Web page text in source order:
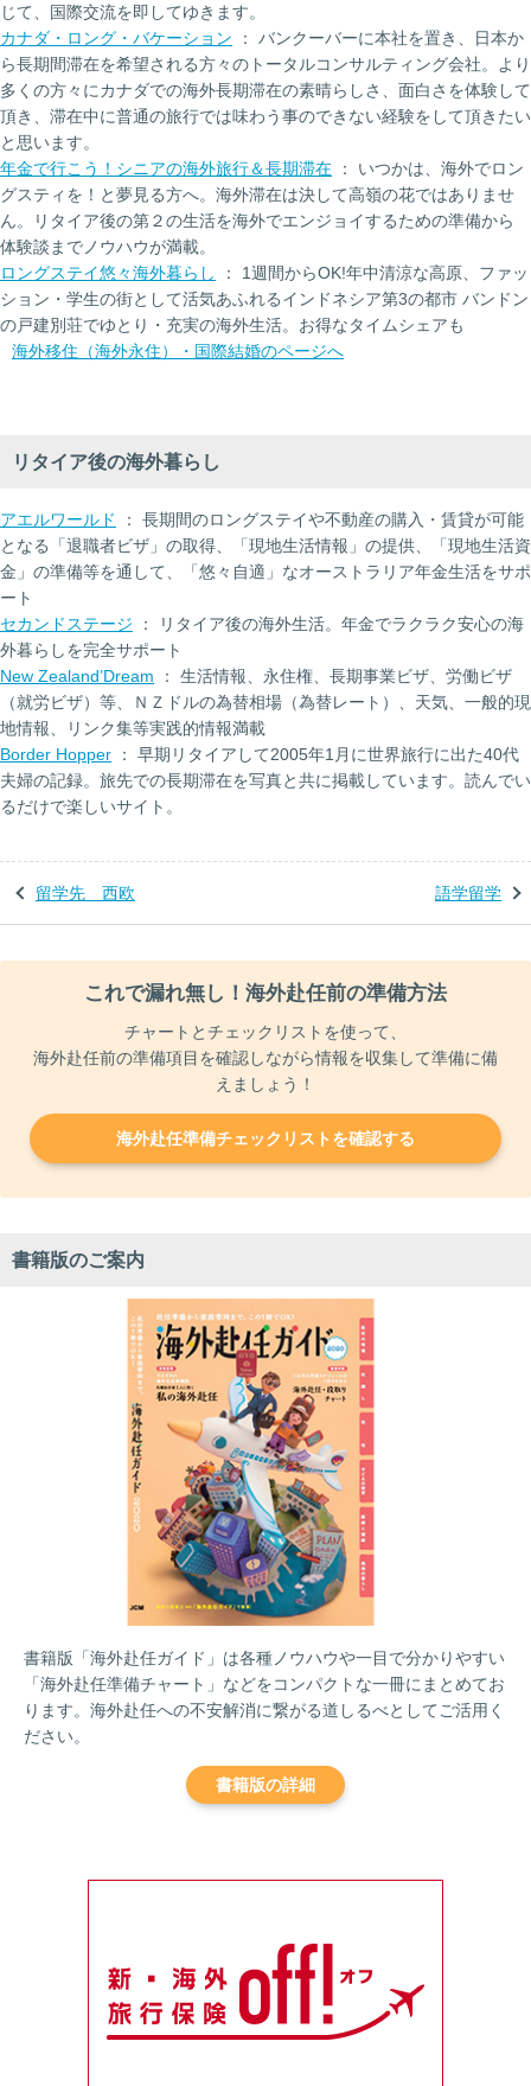
じて、国際交流を即してゆきます。
カナダ・ロング・バケーション ： バンクーバーに本社を置き、日本か
ら長期間滞在を希望される方々のトータルコンサルティング会社。より
多くの方々にカナダでの海外長期滞在の素晴らしさ、面白さを体験して
頂き、滞在中に普通の旅行では味わう事のできない経験をして頂きたい
と思います。
年金で行こう！シニアの海外旅行＆長期滞在 ： いつかは、海外でロン
グスティを！と夢見る方へ。海外滞在は決して高嶺の花ではありませ
ん。リタイア後の第２の生活を海外でエンジョイするための準備から
体験談までノウハウが満載。
ロングステイ悠々海外暮らし
： 1週間からOK!年中清涼な高原、ファッ
ション・学生の街として活気あふれるインドネシア第3の都市 バンドン
の戸建別荘でゆとり・充実の海外生活。お得なタイムシェアも
海外移住（海外永住）・国際結婚のページへ
リタイア後の海外暮らし
アエルワールド
： 長期間のロングステイや不動産の購入・賃貸が可能
となる「退職者ビザ」の取得、「現地生活情報」の提供、「現地生活資
金」の準備等を通して、「悠々自適」なオーストラリア年金生活をサポ
ート
セカンドステージ ： リタイア後の海外生活。年金でラクラク安心の海
外暮らしを完全サポート
New Zealand’Dream ： 生活情報、永住権、長期事業ビザ、労働ビザ
（就労ビザ）等、ＮＺドルの為替相場（為替レート）、天気、一般的現
地情報、リンク集等実践的情報満載
Border Hopper ： 早期リタイアして2005年1月に世界旅行に出た40代
夫婦の記録。旅先での長期滞在を写真と共に掲載しています。読んでい
るだけで楽しいサイト。
留学先 西欧 語学留学
これで漏れ無し！海外赴任前の準備方法
チャートとチェックリストを使って、
海外赴任前の準備項目を確認しながら情報を収集して準備に備
えましょう！
海外赴任準備チェックリストを確認する
書籍版のご案内
書籍版「海外赴任ガイド」は各種ノウハウや一目で分かりやすい
「海外赴任準備チャート」などをコンパクトな一冊にまとめてお
ります。海外赴任への不安解消に繋がる道しるべとしてご活用く
ださい。
書籍版の詳細